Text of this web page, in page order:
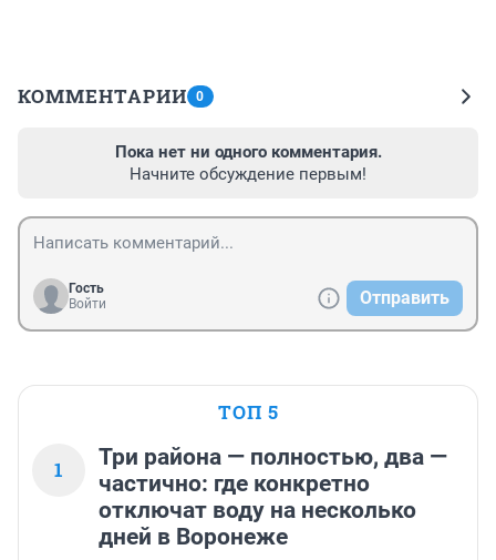
КОММЕНТАРИИ 0
Пока нет ни одного комментария.
Начните обсуждение первым!
Гость
Войти
Отправить
ТОП 5
1
Три района — полностью, два —
частично: где конкретно
отключат воду на несколько
дней в Воронеже